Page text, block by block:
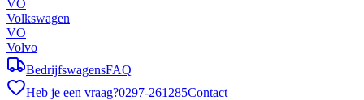
VO
Volkswagen
VO
Volvo
BedrijfswagensFAQ
Heb je een vraag?0297-261285Contact